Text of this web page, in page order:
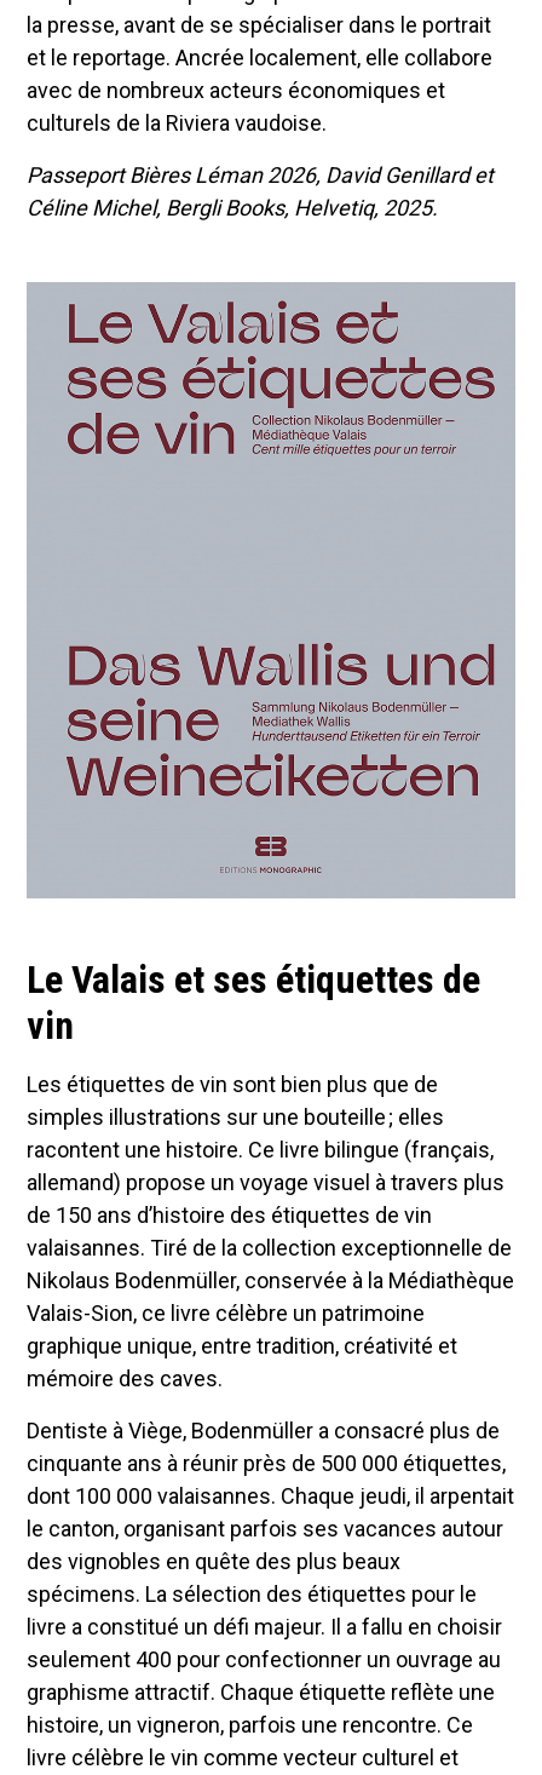
la presse, avant de se spécialiser dans le portrait
et le reportage. Ancrée localement, elle collabore
avec de nombreux acteurs économiques et
culturels de la Riviera vaudoise.
Passeport Bières Léman 2026, David Genillard et
Céline Michel, Bergli Books, Helvetiq, 2025.
Le Valais et ses étiquettes de
vin
Les étiquettes de vin sont bien plus que de
simples illustrations sur une bouteille ; elles
racontent une histoire. Ce livre bilingue (français,
allemand) propose un voyage visuel à travers plus
de 150 ans d’histoire des étiquettes de vin
valaisannes. Tiré de la collection exceptionnelle de
Nikolaus Bodenmüller, conservée à la Médiathèque
Valais-Sion, ce livre célèbre un patrimoine
graphique unique, entre tradition, créativité et
mémoire des caves.
Dentiste à Viège, Bodenmüller a consacré plus de
cinquante ans à réunir près de 500 000 étiquettes,
dont 100 000 valaisannes. Chaque jeudi, il arpentait
le canton, organisant parfois ses vacances autour
des vignobles en quête des plus beaux
spécimens. La sélection des étiquettes pour le
livre a constitué un défi majeur. Il a fallu en choisir
seulement 400 pour confectionner un ouvrage au
graphisme attractif. Chaque étiquette reflète une
histoire, un vigneron, parfois une rencontre. Ce
livre célèbre le vin comme vecteur culturel et